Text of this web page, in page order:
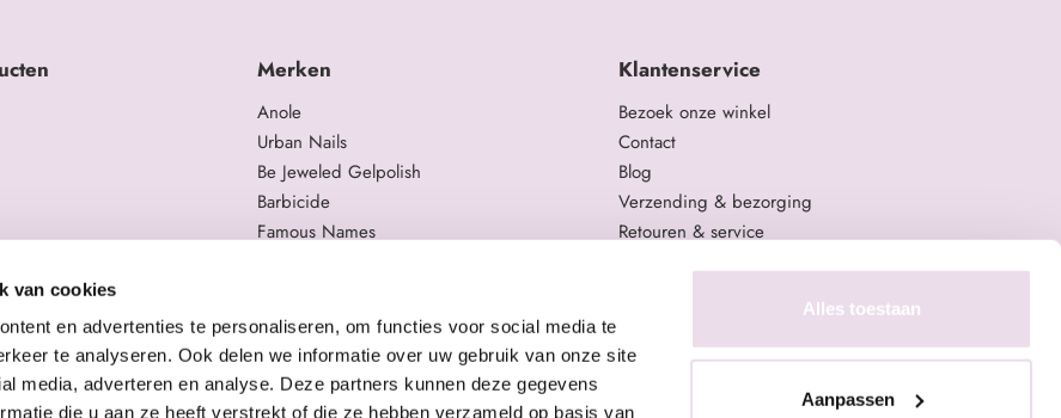
van cookies
en advertenties te personaliseren, om functies voor social media te
te analyseren. Ook delen we informatie over uw gebruik van onze site
media, adverteren en analyse. Deze partners kunnen deze gegevens
die u aan ze heeft verstrekt of die ze hebben verzameld op basis van
Alles toestaan
Aanpassen
Merken
Anole
Urban Nails
Be Jeweled Gelpolish
Barbicide
Famous Names
Staleks Pro
Klantenservice
Bezoek onze winkel
Contact
Blog
Verzending & bezorging
Retouren & service